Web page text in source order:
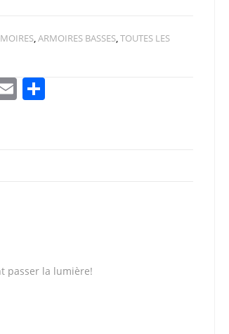
,ARMOIRES BASSES,TOUTES LES
E
passer la lumière!